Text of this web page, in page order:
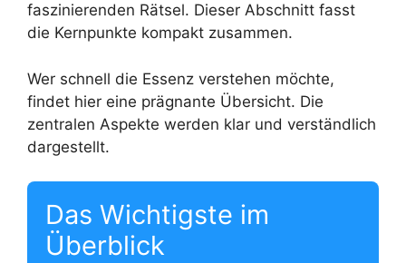
faszinierenden Rätsel. Dieser Abschnitt fasst
die Kernpunkte kompakt zusammen.
Wer schnell die Essenz verstehen möchte,
findet hier eine prägnante Übersicht. Die
zentralen Aspekte werden klar und verständlich
dargestellt.
Das Wichtigste im
Überblick